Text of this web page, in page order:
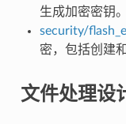
生成加密密钥。
security/
密，包括创建
文件处理设